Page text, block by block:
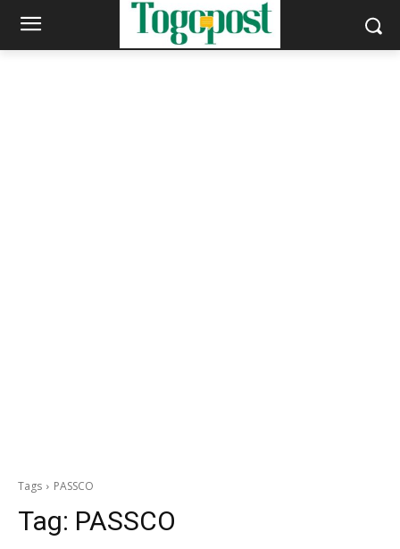
Tags PASSCO
Tag: PASSCO